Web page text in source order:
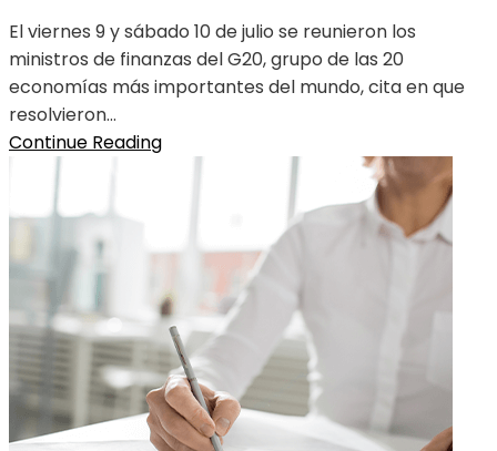
El viernes 9 y sábado 10 de julio se reunieron los
ministros de finanzas del G20, grupo de las 20
economías más importantes del mundo, cita en que
resolvieron...
Continue Reading